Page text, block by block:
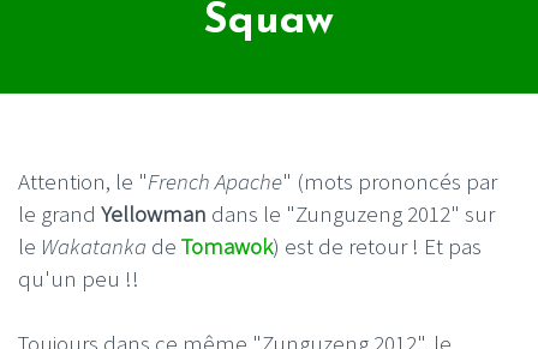
Squaw
Attention, le "French Apache" (mots prononcés par
le grand Yellowman dans le "Zunguzeng 2012" sur
le Wakatanka de Tomawok) est de retour ! Et pas
qu'un peu !!
Toujours dans ce même "Zunguzeng 2012", le